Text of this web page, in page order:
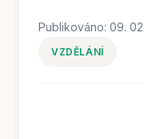
Publikováno: 09.
VZDĚLÁNÍ